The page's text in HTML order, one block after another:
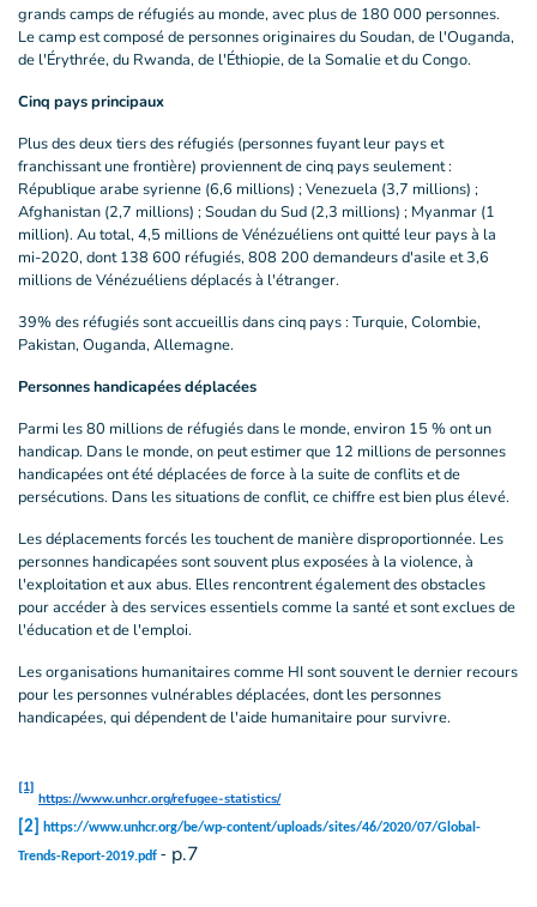
grands camps de réfugiés au monde, avec plus de 180 000 personnes.
Le camp est composé de personnes originaires du Soudan, de l'Ouganda,
de l'Érythrée, du Rwanda, de l'Éthiopie, de la Somalie et du Congo.
Cinq pays principaux
Plus des deux tiers des réfugiés (personnes fuyant leur pays et
franchissant une frontière) proviennent de cinq pays seulement :
République arabe syrienne (6,6 millions) ; Venezuela (3,7 millions) ;
Afghanistan (2,7 millions) ; Soudan du Sud (2,3 millions) ; Myanmar (1
million). Au total, 4,5 millions de Vénézuéliens ont quitté leur pays à la
mi-2020, dont 138 600 réfugiés, 808 200 demandeurs d'asile et 3,6
millions de Vénézuéliens déplacés à l'étranger.
39% des réfugiés sont accueillis dans cinq pays : Turquie, Colombie,
Pakistan, Ouganda, Allemagne.
Personnes handicapées déplacées
Parmi les 80 millions de réfugiés dans le monde, environ 15 % ont un
handicap. Dans le monde, on peut estimer que 12 millions de personnes
handicapées ont été déplacées de force à la suite de conflits et de
persécutions. Dans les situations de conflit, ce chiffre est bien plus élevé.
Les déplacements forcés les touchent de manière disproportionnée. Les
personnes handicapées sont souvent plus exposées à la violence, à
l'exploitation et aux abus. Elles rencontrent également des obstacles
pour accéder à des services essentiels comme la santé et sont exclues de
l'éducation et de l'emploi.
Les organisations humanitaires comme HI sont souvent le dernier recours
pour les personnes vulnérables déplacées, dont les personnes
handicapées, qui dépendent de l'aide humanitaire pour survivre.
[1]
https://www.unhcr.org/refugee-statistics/
[2]
https://www.unhcr.org/be/wp-content/uploads/sites/46/2020/07/Global-
Trends-Report-2019.pdf - p.7